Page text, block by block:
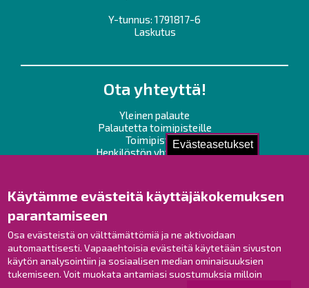
Evästeasetukset
Käytämme evästeitä käyttäjäkokemuksen
parantamiseen
Osa evästeistä on välttämättömiä ja ne aktivoidaan
automaattisesti. Vapaaehtoisia evästeitä käytetään sivuston
käytön analysointiin ja sosiaalisen median ominaisuuksien
tukemiseen. Voit muokata antamiasi suostumuksia milloin
Y-tunnus: 1791817-6
Laskutus
Ota yhteyttä!
Yleinen palaute
Palautetta toimipisteille
Toimipisteet
Henkilöstön yhteystiedot
Raahe Facebookissa
Raahe Instagramissa
Raahe LinkedInissä
Raahe YouTubessa